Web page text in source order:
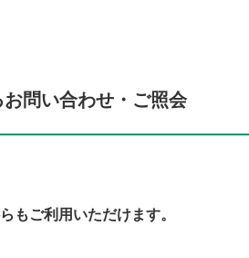
問い合わせ・ご照会
もご利用いただけます。